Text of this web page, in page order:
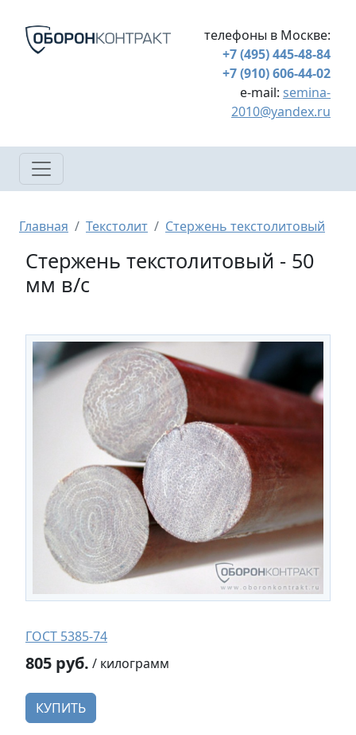
телефоны в Москве:
+7 (495) 445-48-84
+7 (910) 606-44-02
e-mail: semina-
2010@yandex.ru
Строка навигации
Главная Текстолит Стержень текстолитовый
Стержень текстолитовый - 50
мм в/с
ГОСТ 5385-74
805 руб. / килограмм
КУПИТЬ